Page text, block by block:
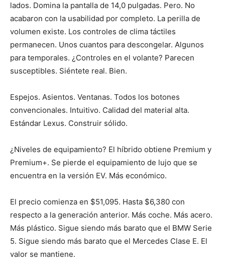
lados. Domina la pantalla de 14,0 pulgadas. Pero. No
acabaron con la usabilidad por completo. La perilla de
volumen existe. Los controles de clima táctiles
permanecen. Unos cuantos para descongelar. Algunos
para temporales. ¿Controles en el volante? Parecen
susceptibles. Siéntete real. Bien.
Espejos. Asientos. Ventanas. Todos los botones
convencionales. Intuitivo. Calidad del material alta.
Estándar Lexus. Construir sólido.
¿Niveles de equipamiento? El híbrido obtiene Premium y
Premium+. Se pierde el equipamiento de lujo que se
encuentra en la versión EV. Más económico.
El precio comienza en $51,095. Hasta $6,380 con
respecto a la generación anterior. Más coche. Más acero.
Más plástico. Sigue siendo más barato que el BMW Serie
5. Sigue siendo más barato que el Mercedes Clase E. El
valor se mantiene.